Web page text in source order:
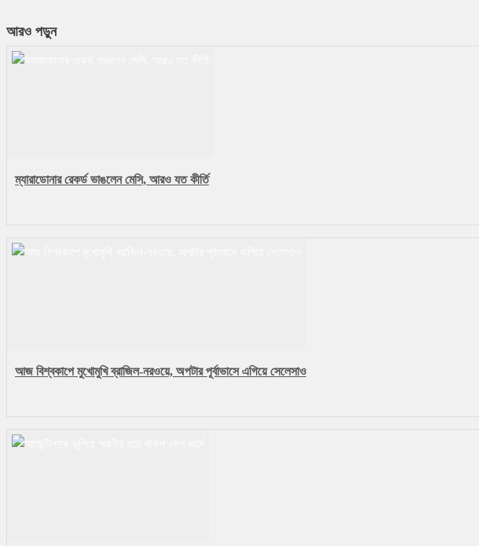
আরও পড়ুন
ম্যারাডোনার রেকর্ড ভাঙলেন মেসি, আরও যত কীর্তি
আজ বিশ্বকাপে মুখোমুখি ব্রাজিল-নরওয়ে, অপটার পূর্বাভাসে এগিয়ে সেলেসাও